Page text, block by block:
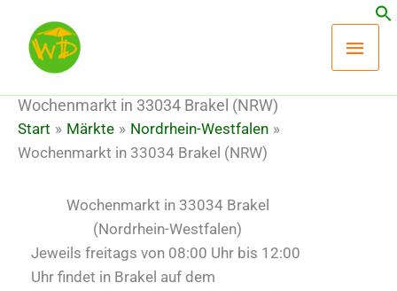
Inhalt
springen
Wochenmarkt in 33034 Brakel (NRW)
Start Märkte
Nordrhein-Westfalen
Wochenmarkt in 33034 Brakel (NRW)
Wochenmarkt in 33034 Brakel
(Nordrhein-Westfalen)
Jeweils freitags von 08:00 Uhr bis 12:00
Uhr findet in Brakel auf dem